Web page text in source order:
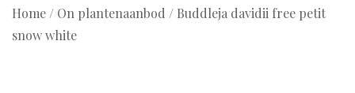
Home / On plantenaanbod / Buddleja davidii free petit
snow white